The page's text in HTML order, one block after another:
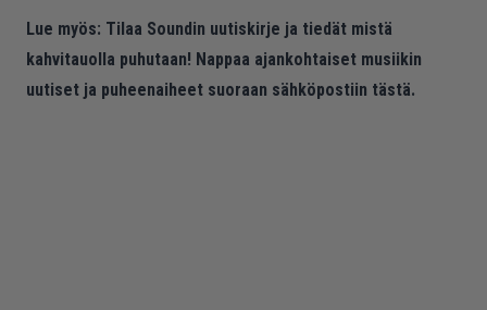
Lue myös: Tilaa Soundin uutiskirje ja tiedät mistä
kahvitauolla puhutaan! Nappaa ajankohtaiset musiikin
uutiset ja puheenaiheet suoraan sähköpostiin tästä.